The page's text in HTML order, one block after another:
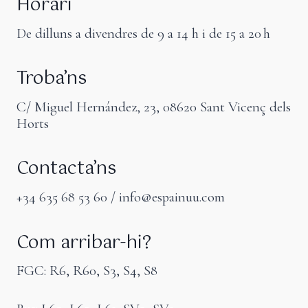
De dilluns a divendres de 9 a 14 h i de 15 a 20 h
Troba’ns
C/ Miguel Hernández, 23, 08620 Sant Vicenç dels
Horts
Contacta’ns
+34 635 68 53 60 / info@espainuu.com
Com arribar-hi?
FGC: R6, R60, S3, S4, S8